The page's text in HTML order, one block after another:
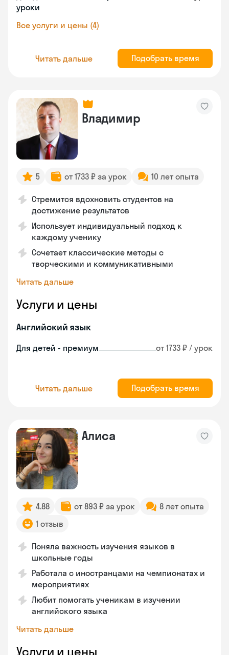
уроки
Все услуги и цены (4)
Читать дальше Подобрать время
Владимир
5 от 1733 ₽ за урок 10 лет опыта
Стремится вдохновить студентов на
достижение результатов
Использует индивидуальный подход к
каждому ученику
Сочетает классические методы с
творческими и коммуникативными
Читать дальше
Услуги и цены
Английский язык
Для детей - премиум от 1733 ₽ / урок
Читать дальше Подобрать время
Алиса
4.88 от 893 ₽ за урок
8 лет опыта
1 отзыв
Поняла важность изучения языков в
школьные годы
Работала с иностранцами на чемпионатах и
мероприятиях
Любит помогать ученикам в изучении
английского языка
Читать дальше
Услуги и цены